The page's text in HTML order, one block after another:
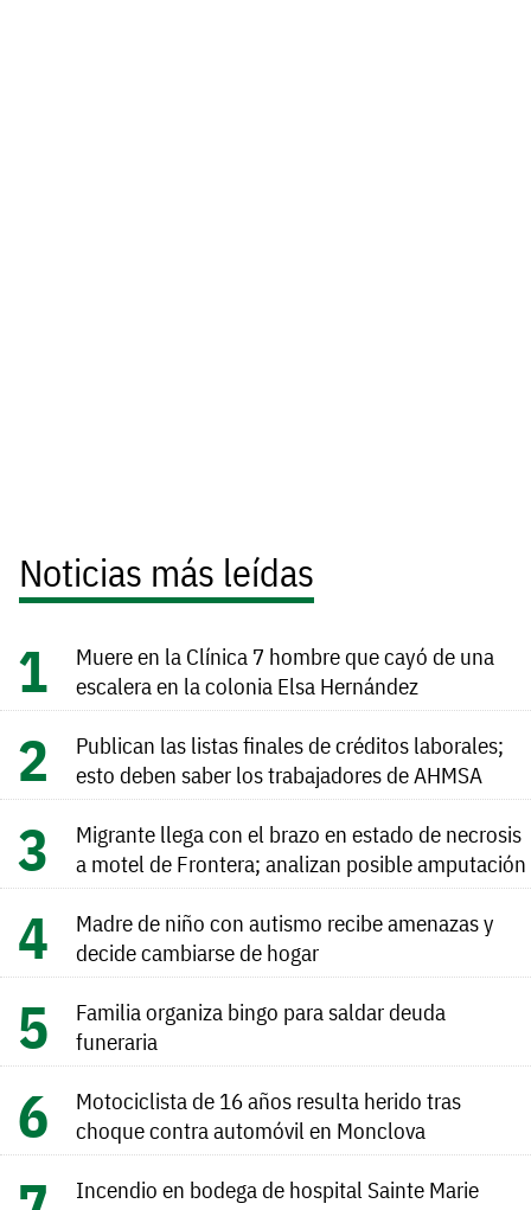
Noticias más leídas
Muere en la Clínica 7 hombre que cayó de una
escalera en la colonia Elsa Hernández
Publican las listas finales de créditos laborales;
esto deben saber los trabajadores de AHMSA
Migrante llega con el brazo en estado de necrosis
a motel de Frontera; analizan posible amputación
Madre de niño con autismo recibe amenazas y
decide cambiarse de hogar
Familia organiza bingo para saldar deuda
funeraria
Motociclista de 16 años resulta herido tras
choque contra automóvil en Monclova
Incendio en bodega de hospital Sainte Marie